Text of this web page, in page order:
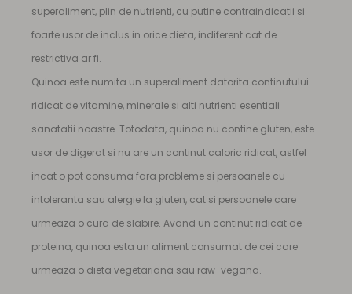
superaliment, plin de nutrienti, cu putine contraindicatii si
foarte usor de inclus in orice dieta, indiferent cat de
restrictiva ar fi.
Quinoa este numita un superaliment datorita continutului
ridicat de vitamine, minerale si alti nutrienti esentiali
sanatatii noastre. Totodata, quinoa nu contine gluten, este
usor de digerat si nu are un continut caloric ridicat, astfel
incat o pot consuma fara probleme si persoanele cu
intoleranta sau alergie la gluten, cat si persoanele care
urmeaza o cura de slabire. Avand un continut ridicat de
proteina, quinoa esta un aliment consumat de cei care
urmeaza o dieta vegetariana sau raw-vegana.